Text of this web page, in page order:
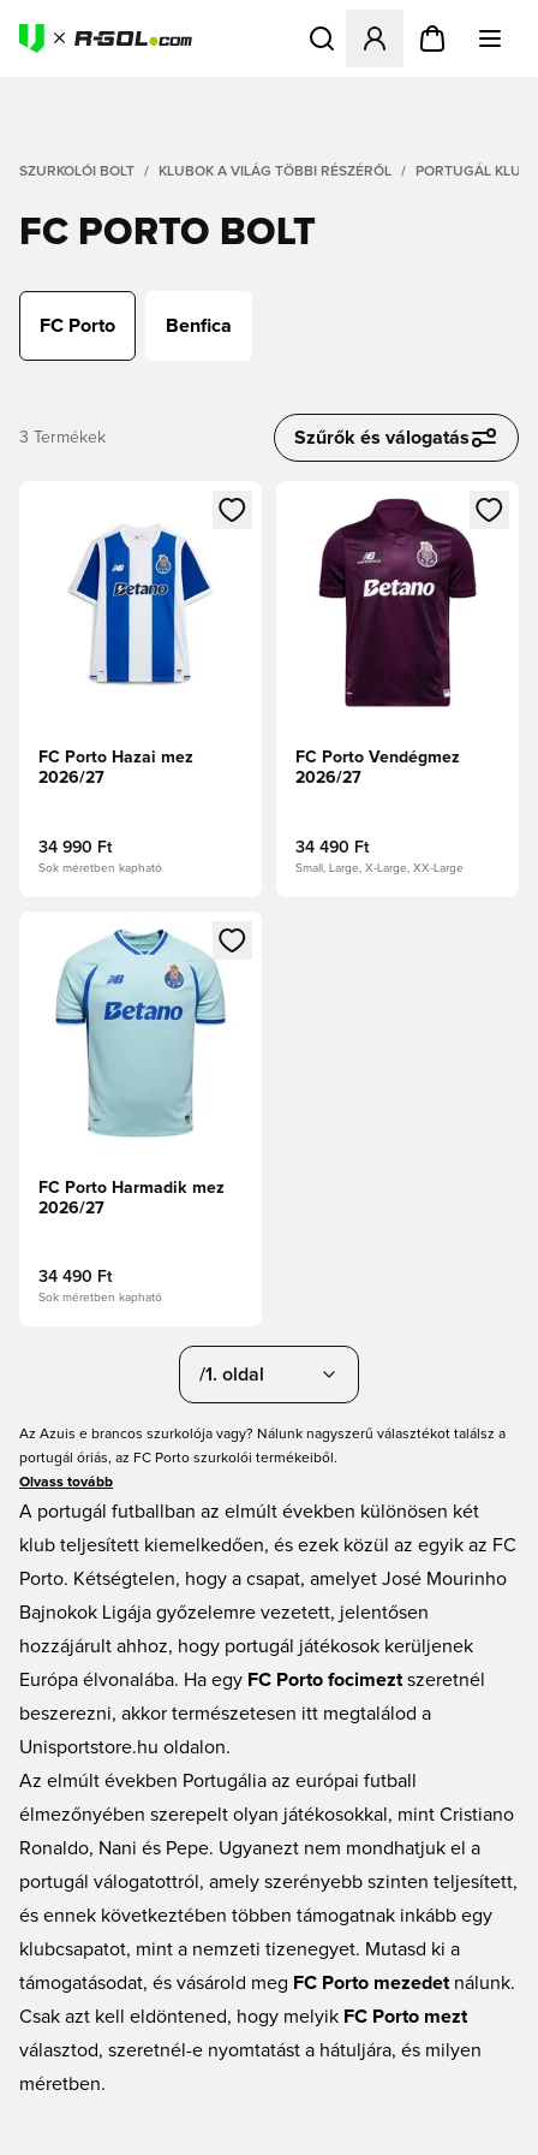
Megnyit egy modált a
SZURKOLÓI BOLT KLUBOK A VILÁG TÖBBI RÉSZÉRŐL PORTUGÁL
FC PORTO BOLT
FC Porto Benfica
3 Termékek Szűrők és válogatás
Megnyit egy modált a bejelentkezéshez vagy a tagként
FC Porto Hazai mez
2026/27
34 990 Ft
Sok méretben kapható
Megnyit egy modált a
FC Porto Vendégmez
2026/27
34 490 Ft
Small, Large, X-Large, XX-Large
Megnyit egy modált a bejelentkezéshez vagy a tagként
FC Porto Harmadik mez
2026/27
34 490 Ft
Sok méretben kapható
/1. oldal
Az Azuis e brancos szurkolója vagy? Nálunk nagyszerű választékot találsz a
portugál óriás, az FC Porto szurkolói termékeiből.
Olvass tovább
A portugál futballban az elmúlt években különösen két
klub teljesített kiemelkedően, és ezek közül az egyik az FC
Porto. Kétségtelen, hogy a csapat, amelyet José Mourinho
Bajnokok Ligája győzelemre vezetett, jelentősen
hozzájárult ahhoz, hogy portugál játékosok kerüljenek
Európa élvonalába. Ha egy FC Porto focimezt szeretnél
beszerezni, akkor természetesen itt megtalálod a
Unisportstore.hu oldalon.
Az elmúlt években Portugália az európai futball
élmezőnyében szerepelt olyan játékosokkal, mint Cristiano
Ronaldo, Nani és Pepe. Ugyanezt nem mondhatjuk el a
portugál válogatottról, amely szerényebb szinten teljesített,
és ennek következtében többen támogatnak inkább egy
klubcsapatot, mint a nemzeti tizenegyet. Mutasd ki a
támogatásodat, és vásárold meg FC Porto mezedet nálunk.
Csak azt kell eldöntened, hogy melyik FC Porto mezt
választod, szeretnél-e nyomtatást a hátuljára, és milyen
méretben.